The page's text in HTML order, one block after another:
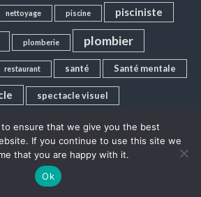
nettoyage piscine pisciniste
plomberie plombier
restaurant santé Santé mentale
spectacle visuel
Stratégie Digitale
volets roulants voyage
voyage Cambodge
to ensure that we give you the best
If you continue to use this site we
that you are happy with it.
Ok